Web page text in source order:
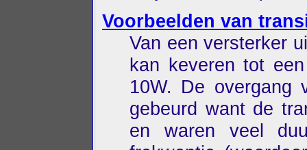
Voorbeelden van
Van een versterker
kan keveren tot
10W. De overgang
gebeurd want de
en waren veel